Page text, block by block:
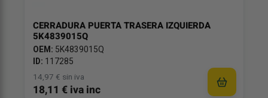
CERRADURA PUERTA TRASERA IZQUIERDA
5K4839015Q
OEM: 5K4839015Q
ID: 117285
14,97 € sin iva
18,11 € iva inc